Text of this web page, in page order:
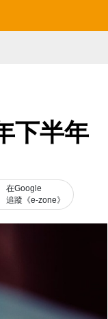
下半年
在Google
追蹤《e-zone》